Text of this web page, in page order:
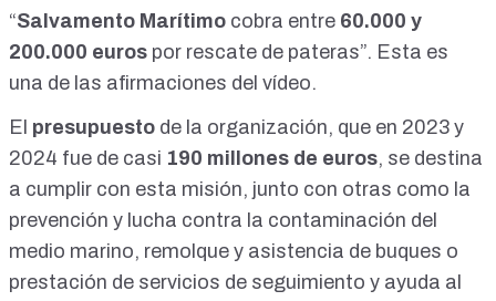
como ya, por ejemplo, anoche mismo lo saqué en Navarra, a
ti te dicen: "Bueno, este tío va a estar aquí hasta los veintiún
prácticas. Por eso Yolanda Díaz dijo que era obligatorio que
dados de alta. Eso no quiere decir que cobres, pero estás
dado de alta. Claro. Así que tenemos seiscientas cuarenta y
siete mil personas dadas de alta como que están en
prácticas de un cursillo. Pero no hay seiscientos cuarenta y
siete mil estudiantes de FP en prácticas. Por lo tanto,
tenemos doscientos, trescientos mil inmigrantes ilegales
que con ese dinero genero empleo. Y encima los que tengo
“Salvamento Marítimo cobra entre 60.000 y
200.000 euros por rescate de pateras”. Esta es
una de las afirmaciones del vídeo.
El presupuesto de la organización, que en 2023 y
2024 fue de casi 190 millones de euros, se destina
a cumplir con esta misión, junto con otras como la
prevención y lucha contra la contaminación del
medio marino, remolque y asistencia de buques o
prestación de servicios de seguimiento y ayuda al